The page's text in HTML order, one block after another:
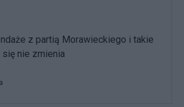
z partią Morawieckiego i takie
nie zmienia